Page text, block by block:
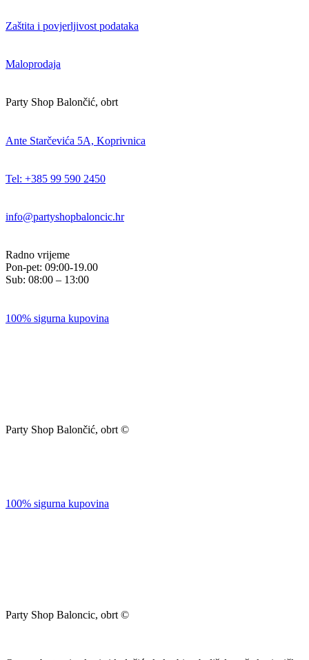
Zaštita i povjerljivost podataka
Maloprodaja
Party Shop Balončić, obrt
Ante Starčevića 5A, Koprivnica
Tel: +385 99 590 2450
info@partyshopbaloncic.hr
Radno vrijeme
Pon-pet: 09:00-19.00
Sub: 08:00 – 13:00
100% sigurna kupovina
Party Shop Balončić, obrt ©
100% sigurna kupovina
Party Shop Baloncic, obrt ©